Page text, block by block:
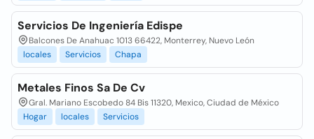
Servicios De Ingeniería Edispe
Balcones De Anahuac 1013 66422, Monterrey, Nuevo León
locales
Servicios Chapa
Metales Finos Sa De Cv
Gral. Mariano Escobedo 84 Bis 11320, Mexico, Ciudad de México
Hogar
locales Servicios